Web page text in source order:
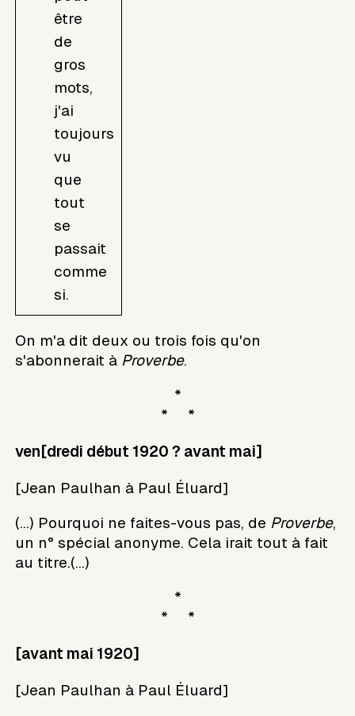
être
de
gros
mots,
j'ai
toujours
vu
que
tout
se
passait
comme
si.
On m'a dit deux ou trois fois qu'on
s'abonnerait à Proverbe.
*
* *
ven[dredi début 1920 ? avant mai]
[Jean Paulhan à Paul Éluard]
(...) Pourquoi ne faites-vous pas, de Proverbe,
un n° spécial anonyme. Cela irait tout à fait
au titre.(...)
*
* *
[avant mai 1920]
[Jean Paulhan à Paul Éluard]